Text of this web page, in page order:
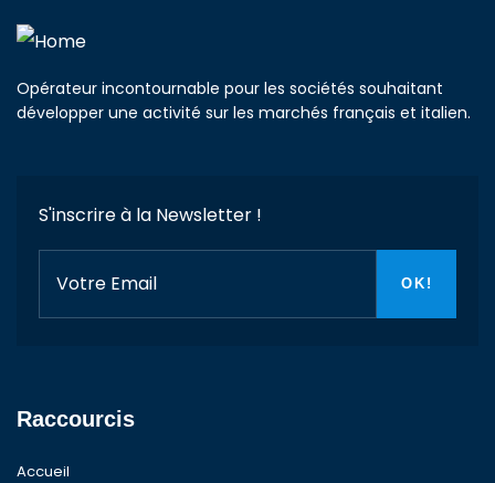
Opérateur incontournable pour les sociétés souhaitant
développer une activité sur les marchés français et italien.
S'inscrire à la Newsletter !
Raccourcis
Accueil